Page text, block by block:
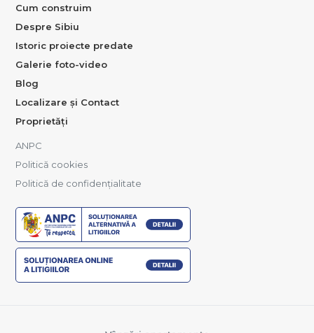
Cum construim
Despre Sibiu
Istoric proiecte predate
Galerie foto-video
Blog
Localizare și Contact
Proprietăți
ANPC
Politică cookies
Politică de confidențialitate